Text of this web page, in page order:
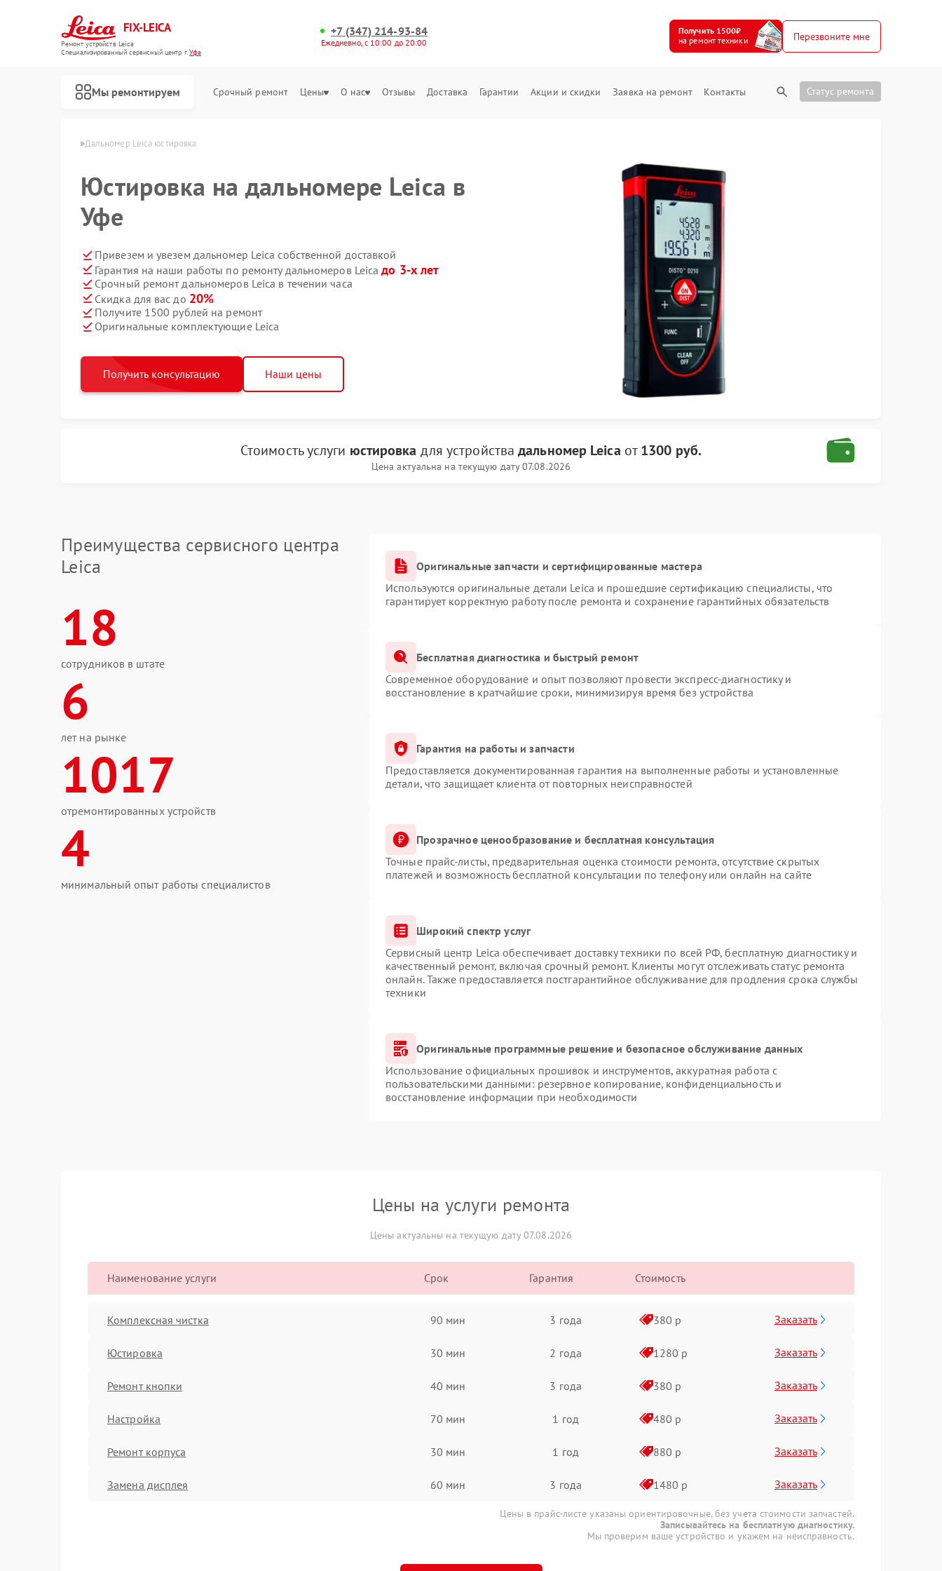
FIX-LEICA
Ремонт устройств Leica
Специализированный cервисный центр г.Уфа
+7 (347) 214-93-84
Ежедневно, с 10:00 до 20:00
Получить 1500₽
на ремонт техники
Перезвоните мне
Мы ремонтируем Срочный ремонт Цены О нас Отзывы Доставка Гарантии Акции и скидки Заявка на ремонт Контакты Статус ремонта
Дальномер Leica юстировка
Юстировка на дальномере Leica в
Уфе
Привезем и увезем дальномер Leica собственной доставкой
Гарантия на наши работы по ремонту дальномеров Leicaдо 3-х лет
Срочный ремонт дальномеров Leica в течении часа
Скидка для вас до 20%
Получите 1500 рублей на ремонт
Оригинальные комплектующие Leica
Получить консультацию Наши цены
Стоимость услуги юстировка для устройствадальномер Leica от1300 руб.
Цена актуальна на текущую дату 07.08.2026
Преимущества сервисного центра
Leica
18
сотрудников в штате
6
лет на рынке
1017
отремонтированных устройств
4
минимальный опыт работы специалистов
Оригинальные запчасти и сертифицированные мастера
Используются оригинальные детали Leica и прошедшие сертификацию специалисты, что
гарантирует корректную работу после ремонта и сохранение гарантийных обязательств
Бесплатная диагностика и быстрый ремонт
Современное оборудование и опыт позволяют провести экспресс-диагностику и
восстановление в кратчайшие сроки, минимизируя время без устройства
Гарантия на работы и запчасти
Предоставляется документированная гарантия на выполненные работы и установленные
детали, что защищает клиента от повторных неисправностей
Прозрачное ценообразование и бесплатная консультация
Точные прайс-листы, предварительная оценка стоимости ремонта, отсутствие скрытых
платежей и возможность бесплатной консультации по телефону или онлайн на сайте
Широкий спектр услуг
Сервисный центр Leica обеспечивает доставку техники по всей РФ, бесплатную диагностику и
качественный ремонт, включая срочный ремонт. Клиенты могут отслеживать статус ремонта
онлайн. Также предоставляется постгарантийное обслуживание для продления срока службы
техники
Оригинальные программные решение и безопасное обслуживание данных
Использование официальных прошивок и инструментов, аккуратная работа с
пользовательскими данными: резервное копирование, конфиденциальность и
восстановление информации при необходимости
Цены на услуги ремонта
Цены актуальны на текущую дату 07.08.2026
Наименование услуги Срок Гарантия Стоимость
Комплексная чистка 90 мин 3 года 380 р Заказать
Юстировка 30 мин 2 года 1280 р Заказать
Ремонт кнопки 40 мин 3 года 380 р Заказать
Настройка 70 мин 1 год 480 р Заказать
Ремонт корпуса 30 мин 1 год 880 р Заказать
Замена дисплея 60 мин 3 года 1480 р Заказать
Цены в прайс-листе указаны ориентировочные, без учета стоимости запчастей.
Записывайтесь на бесплатную диагностику.
Мы проверим ваше устройство и укажем на неисправность.